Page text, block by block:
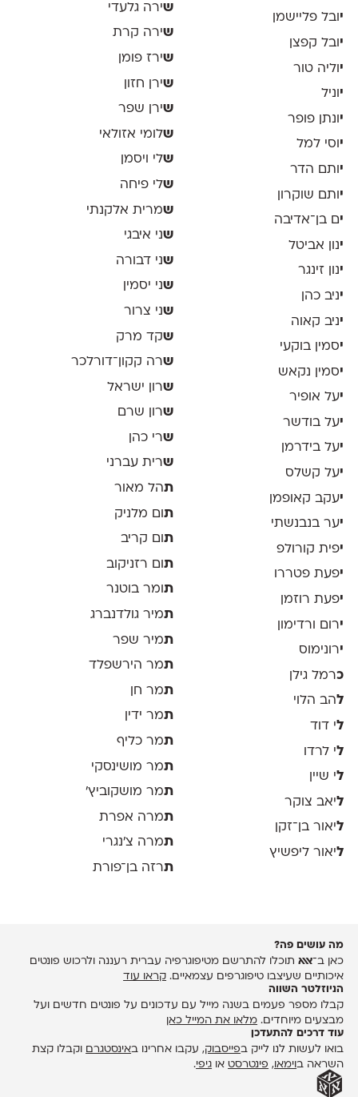
יובל פליישמן
י ובל קפצן
יוליה טור
י וניל
י ונתן פופר
יוסי למל
י ותם הדר
יותם שוקרון
ים בן־אדיבה
ינון אביטל
ינון זינגר
יניב כהן
יניב קאוה
יסמין בוקעי
יסמין נקאש
יעל אופיר
יעל בודשר
יעל בידרמן
יעל קשלס
יעקב קאופמן
יער בנבנשתי
יפית קורולפ
יפעת פטררו
יפעת רוזמן
ירום ורדימון
ירונימוס
כרמל גילן
להב הלוי
לי דוד
לי לרדו
לי שיין
ליאב צוקר
ליאור בן־זקן
ליאור ליפשיץ
שירה גלעדי
שירה קרת
שירז פומן
שירן חזון
שירן שפר
שלומי אזולאי
שלי ויסמן
שלי פיחה
שמרית אלקנתי
שני איבגי
שני דבורה
שני יסמין
שני צרור
שקד מרק
שרה קקון־דורלכר
שרון ישראל
שרון שרם
שרי כהן
שרית עברני
תהל מאור
ת ום מלניק
תום קריב
ת ום רזניקוב
תומר בוטנר
תמיר גולדנברג
תמיר שפר
תמר הירשפלד
תמר חן
תמר ידין
תמר כליף
תמר מושינסקי
תמר מושקוביץ'
תמרה אפרת
תמרה צ׳נגרי
תרזה בן־פורת
מה עושים פה?
כאן ב־אאאתוכלו להתרשם מטיפוגרפיה עברית רעננה ולרכוש פונטים
איכותיים שעיצבו טיפוגרפים עצמאיים. קראו עוד
הניוזלטר השווה
קבלו מספר פעמים בשנה מייל עם עדכונים על פונטים חדשים ועל
מבצעים מיוחדים. מלאו את המייל כאן
עוד דרכים להתעדכן
בואו לעשות לנו לייק בפייסבוק, עקבו אחרינו באינסטגרם
וקבלו קצת
השראה בוימאו , פינטרסטאו גיפי.